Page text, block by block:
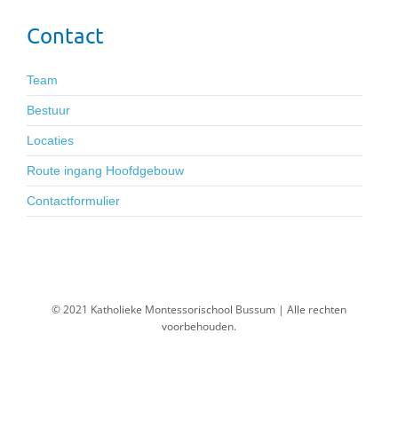
Contact
Team
Bestuur
Locaties
Route ingang Hoofdgebouw
Contactformulier
© 2021 Katholieke Montessorischool Bussum | Alle rechten
voorbehouden.